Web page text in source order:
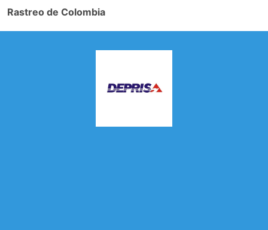
Rastreo de Colombia